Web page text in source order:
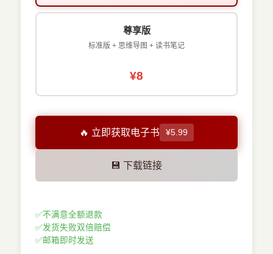
尊享版
标准版 + 思维导图 + 读书笔记
¥8
🔥 立即获取电子书 ¥5.99
💾 下载链接
✅不满意全额退款
✅发货失败双倍赔偿
✅邮箱即时发送